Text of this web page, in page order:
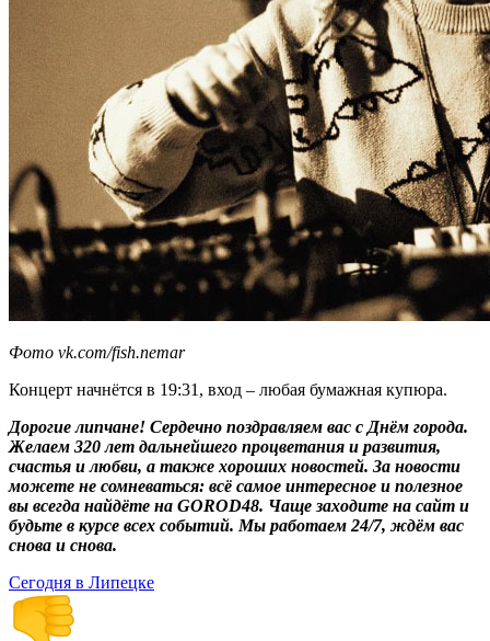
Фото vk.com/fish.nemar
Концерт начнётся в 19:31, вход – любая бумажная купюра.
Дорогие липчане! Сердечно поздравляем вас с Днём города.
Желаем 320 лет дальнейшего процветания и развития,
счастья и любви, а также хороших новостей. За новости
можете не сомневаться: всё самое интересное и полезное
вы всегда найдёте на GOROD48. Чаще заходите на сайт и
будьте в курсе всех событий. Мы работаем 24/7, ждём вас
снова и снова.
Сегодня в Липецке